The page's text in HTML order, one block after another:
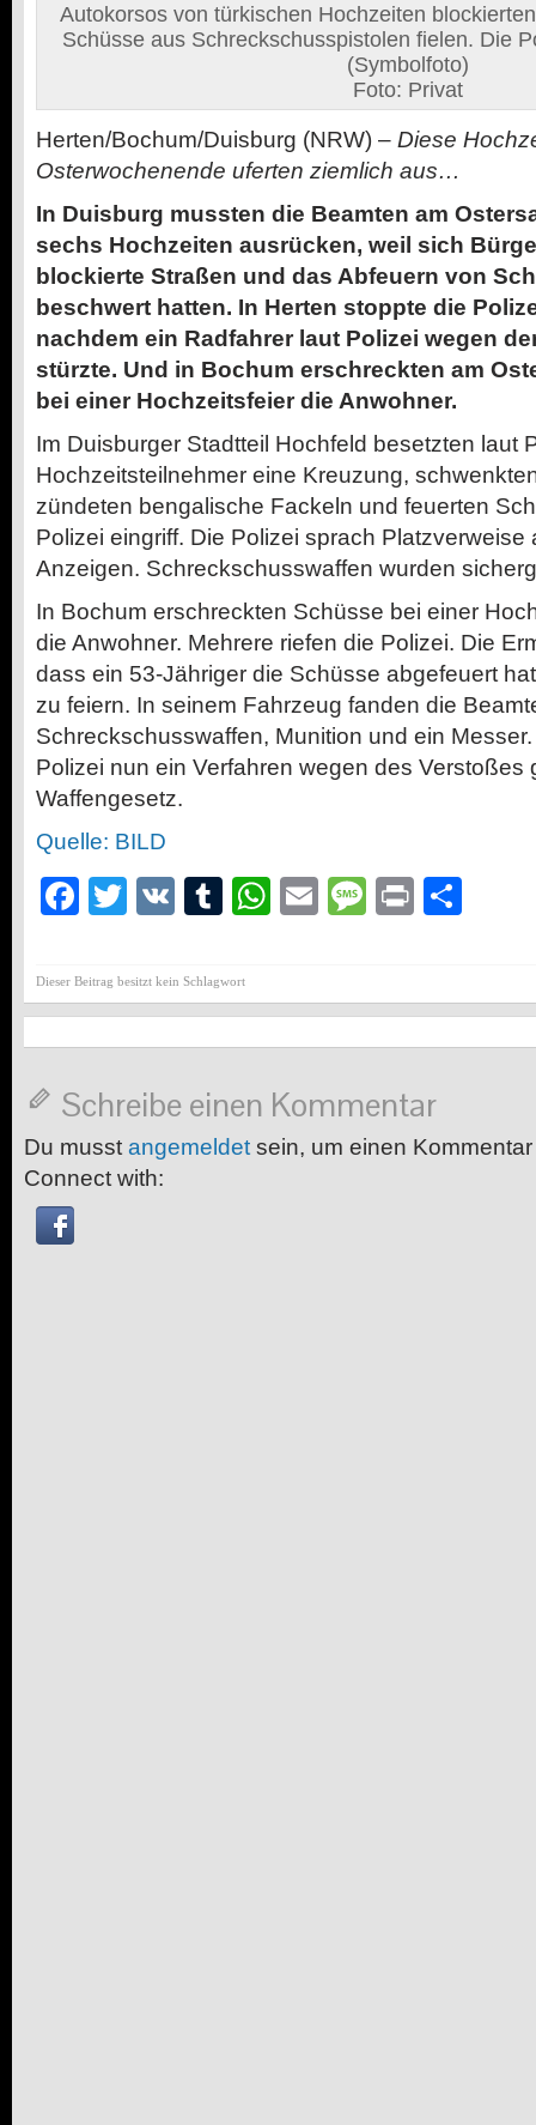
Autokorsos von türkischen Hochzeiten
Schüsse aus Schreckschusspistolen fielen. Die
(Symbolfoto)
Foto: Privat
Herten/Bochum/Duisburg (NRW) – Diese
Osterwochenende uferten ziemlich aus…
In Duisburg mussten die Beamten am
sechs Hochzeiten ausrücken, weil sich
blockierte Straßen und das Abfeuern von
beschwert hatten. In Herten stoppte die
nachdem ein Radfahrer laut Polizei wegen
stürzte. Und in Bochum erschreckten am
bei einer Hochzeitsfeier die Anwohner.
Im Duisburger Stadtteil Hochfeld besetzten laut
Hochzeitsteilnehmer eine Kreuzung,
zündeten bengalische Fackeln und feuerten
Polizei eingriff. Die Polizei sprach Platzverweise
Anzeigen. Schreckschusswaffen wurden
In Bochum erschreckten Schüsse bei einer
die Anwohner. Mehrere riefen die Polizei. Die
dass ein 53-Jähriger die Schüsse abgefeuert
zu feiern. In seinem Fahrzeug fanden die
Schreckschusswaffen, Munition und ein
Polizei nun ein Verfahren wegen des Verstoßes
Waffengesetz.
Quelle: BILD
Facebook
Twitter
VK Tumblr
WhatsApp
EmailMessage
Print
Dieser Beitrag besitzt kein Schlagwort
Schreibe einen Kommentar
Du musst angemeldet sein, um einen
Connect with: